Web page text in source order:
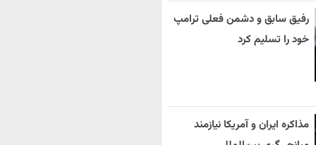
رفیق سابق و دشمن فعلی ترامپ
خود را تسلیم کرد
مذاکره ایران و آمریکا نیازمند